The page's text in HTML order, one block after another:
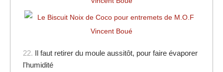
22. Il faut retirer du moule aussitôt, pour faire évaporer
l'humidité